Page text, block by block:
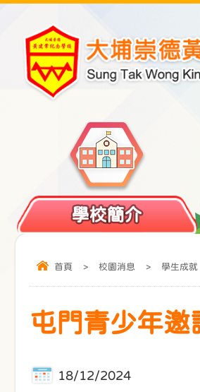
學校簡介
首頁 > 校園消息 > 學生成就
屯門青少年
18/12/2024